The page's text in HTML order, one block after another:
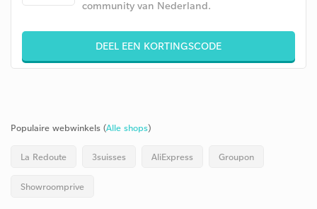
community van Nederland.
DEEL EEN KORTINGSCODE
Populaire webwinkels (Alle shops)
La Redoute 3suisses AliExpress Groupon
Showroomprive